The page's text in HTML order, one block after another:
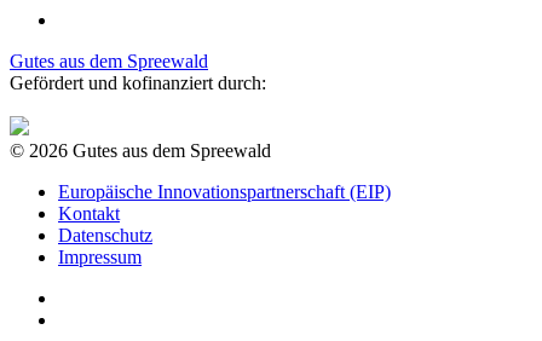
Gutes aus dem Spreewald
Gefördert und kofinanziert durch:
© 2026 Gutes aus dem Spreewald
Europäische Innovationspartnerschaft (EIP)
Kontakt
Datenschutz
Impressum